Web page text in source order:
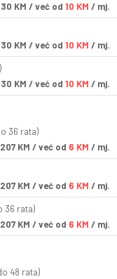
KM / već od 10 KM / mj.
KM / već od 10 KM / mj.
KM / već od 10 KM / mj.
36 rata)
207 KM / već od 6 KM / mj.
207 KM / već od 6 KM / mj.
36 rata)
207 KM / već od 6 KM / mj.
48 rata)